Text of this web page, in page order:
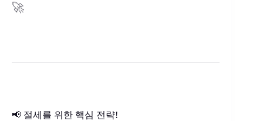
🚀
📢 절세를 위한 핵심 전략!